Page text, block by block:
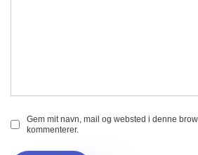
Gem mit navn, mail og websted i denne
kommenterer.